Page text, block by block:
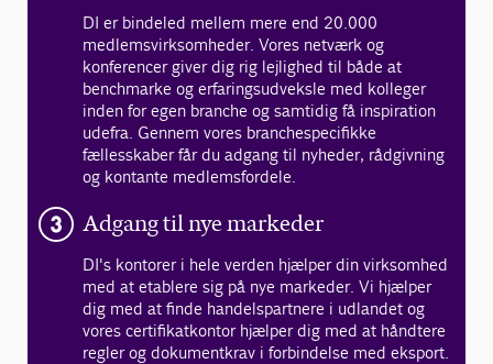
DI er bindeled mellem mere end 20.000
medlemsvirksomheder. Vores netværk og
konferencer giver dig rig lejlighed til både at
benchmarke og erfaringsudveksle med kolleger
inden for egen branche og samtidig få inspiration
udefra. Gennem vores branchespecifikke
fællesskaber får du adgang til nyheder, rådgivning
og kontante medlemsfordele.
Adgang til nye markeder
DI's kontorer i hele verden hjælper din virksomhed
med at etablere sig på nye markeder. Vi hjælper
dig med at finde handelspartnere i udlandet og
vores certifikatkontor hjælper dig med at håndtere
regler og dokumentkrav i forbindelse med eksport.